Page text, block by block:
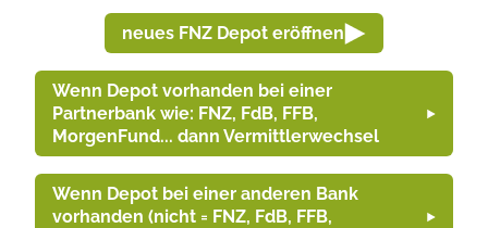
neues FNZ Depot eröffnen
Wenn Depot vorhanden bei einer
Partnerbank wie: FNZ, FdB, FFB,
MorgenFund... dann Vermittlerwechsel
Wenn Depot bei einer anderen Bank
vorhanden (nicht = FNZ, FdB, FFB,